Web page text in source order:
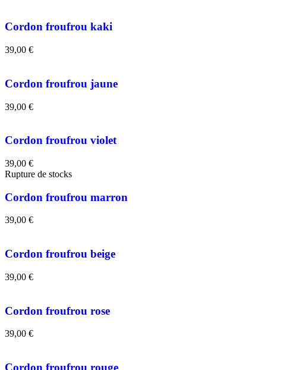
Cordon froufrou kaki
39,00 €
Cordon froufrou jaune
39,00 €
Cordon froufrou violet
39,00 €
Rupture de stocks
Cordon froufrou marron
39,00 €
Cordon froufrou beige
39,00 €
Cordon froufrou rose
39,00 €
Cordon froufrou rouge